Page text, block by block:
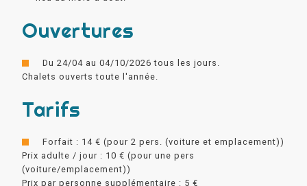
Ouvertures
Du 24/04 au 04/10/2026 tous les jours.
Chalets ouverts toute l'année.
Tarifs
Forfait : 14 € (pour 2 pers. (voiture et emplacement))
Prix adulte / jour : 10 € (pour une pers
(voiture/emplacement))
Prix par personne supplémentaire : 5 €